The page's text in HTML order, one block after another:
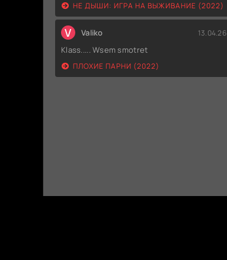
НЕ ДЫШИ: ИГРА НА ВЫЖИВАНИЕ (2022)
V Valiko 13.04.26
Klass..... Wsem smotret
ПЛОХИЕ ПАРНИ (2022)